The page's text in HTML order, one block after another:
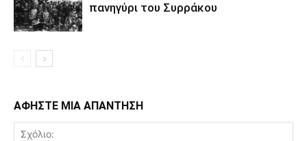
πανηγύρι του Συρράκου
ΑΦΗΣΤΕ ΜΙΑ ΑΠΑΝΤΗΣΗ